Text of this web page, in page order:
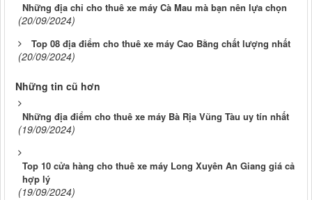
Những địa chỉ cho thuê xe máy Cà Mau mà bạn nên lựa chọn
(20/09/2024)
Top 08 địa điểm cho thuê xe máy Cao Bằng chất lượng nhất
(20/09/2024)
Những tin cũ hơn
Những địa điểm cho thuê xe máy Bà Rịa Vũng Tàu uy tín nhất
(19/09/2024)
Top 10 cửa hàng cho thuê xe máy Long Xuyên An Giang giá cả
hợp lý
(19/09/2024)